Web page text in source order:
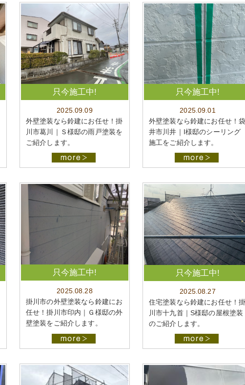
只今施工中!
2025.09.09
外壁塗装なら鈴建にお任せ！掛
川市葛川｜Ｓ様邸の雨戸塗装を
ご紹介します。
只今施工中!
2025.09.01
外壁塗装なら鈴建にお任せ！
井市川井｜I様邸のシーリング
施工をご紹介します。
只今施工中!
2025.08.28
掛川市の外壁塗装なら鈴建にお
任せ！掛川市印内｜Ｇ様邸の外
壁塗装をご紹介します。
只今施工中!
2025.08.27
住宅塗装なら鈴建にお任せ！
川市十九首｜S様邸の屋根塗装
のご紹介します。